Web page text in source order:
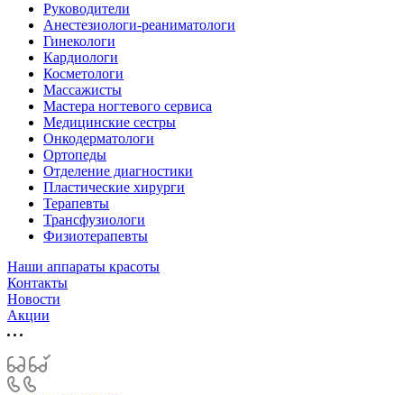
Руководители
Анестезиологи-реаниматологи
Гинекологи
Кардиологи
Косметологи
Массажисты
Мастера ногтевого сервиса
Медицинские сестры
Онкодерматологи
Ортопеды
Отделение диагностики
Пластические хирурги
Терапевты
Трансфузиологи
Физиотерапевты
Наши аппараты красоты
Контакты
Новости
Акции